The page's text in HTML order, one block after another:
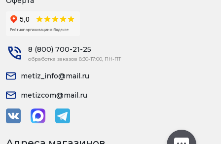
8 (800) 700-21-25
обработка заказов 8:30-17:00, ПН-ПТ
metiz_info@mail.ru
metizcom@mail.ru